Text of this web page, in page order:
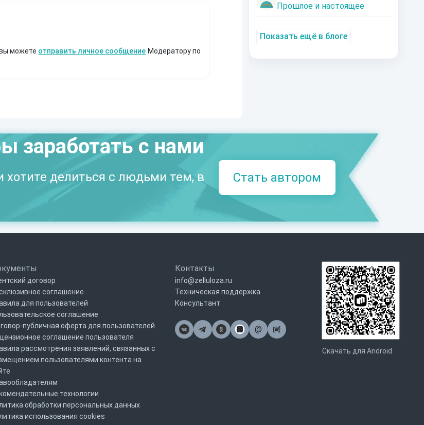
Прошлое и настоящее
Показать ещё в блоге
можете отправить личное сообщение Модератору по
заработать с нами
делиться с людьми тем, в
Стать автором
договор
соглашение
для пользователей
соглашение
публичная оферта для пользователей
соглашение пользователя
рассмотрения заявлений, связанных с
пользователями контента на
технологии
обработки персональных данных
использования cookies
Контакты
info@zelluloza.ru
Техническая поддержка
Консультант
@Почта
Скачать для Android